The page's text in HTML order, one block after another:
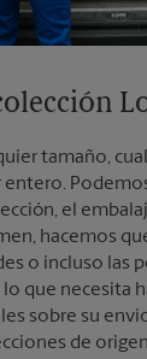
tamaño,
el
hacemos
o incluso las
lo que necesita
sobre su